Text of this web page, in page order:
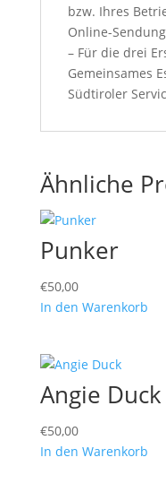
bzw. Ihres
Online-
– Für die drei
Gemeinsames
Südtiroler
Ähnliche
Punker
€50,00
In den Warenkorb
Angie Duck
€50,00
In den Warenkorb